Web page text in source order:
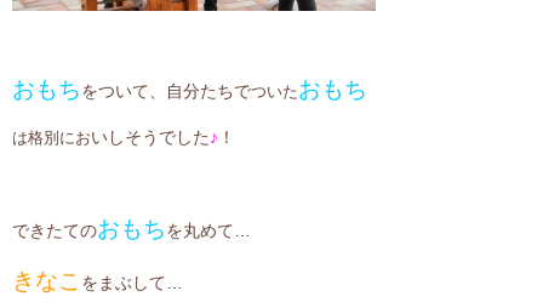
おもちをついて、自分たちでついたおもち
は格別においしそうでした♪ ！
できたてのおもちを丸めて…
きなこ をまぶして…